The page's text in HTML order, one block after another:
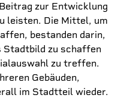
zur Entwicklung
leisten. Die Mittel, um
bestanden darin,
Stadtbild zu schaffen
zu treffen.
Gebäuden,
im Stadtteil wieder.